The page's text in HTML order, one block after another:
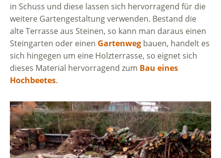
in Schuss und diese lassen sich hervorragend für die
weitere Gartengestaltung verwenden. Bestand die
alte Terrasse aus Steinen, so kann man daraus einen
Steingarten oder einen Gartenweg bauen, handelt es
sich hingegen um eine Holzterrasse, so eignet sich
dieses Material hervorragend zum Bau eines
Hochbeetes.